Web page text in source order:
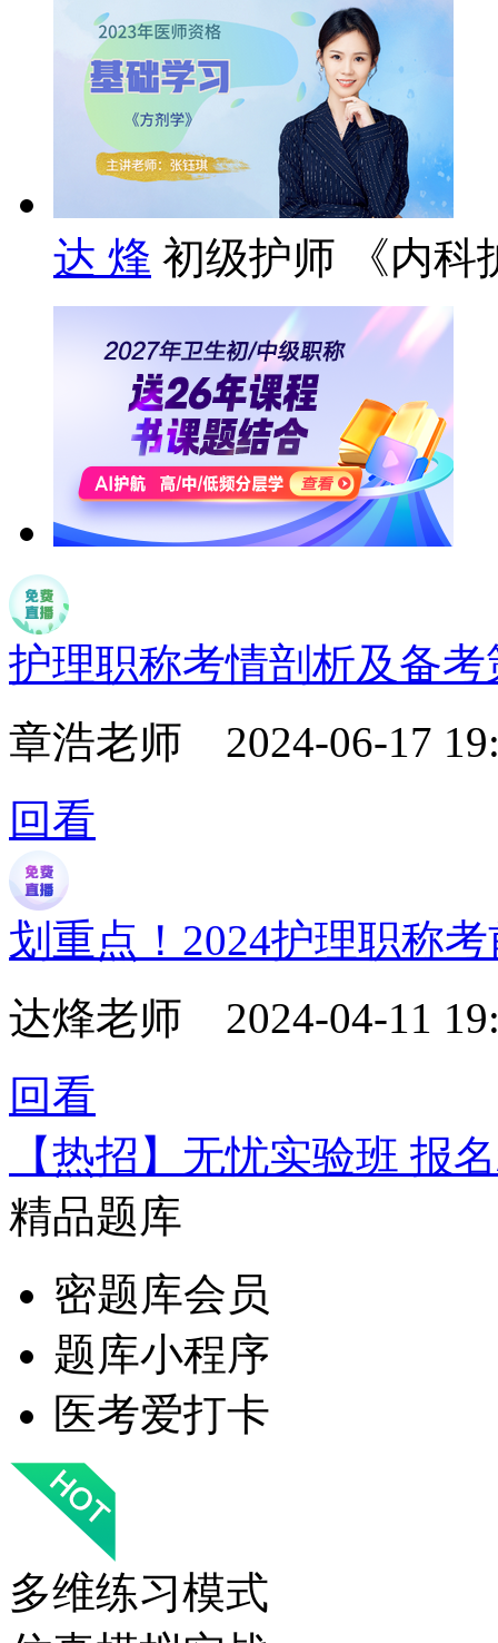
达 烽 初级护师 《内科
护理职称考情剖析及备考
章浩老师 2024-06-17
回看
划重点！2024护理职称
达烽老师 2024-04-11
回看
【热招】无忧实验班 报
精品题库
密题库会员
题库小程序
医考爱打卡
多维练习模式